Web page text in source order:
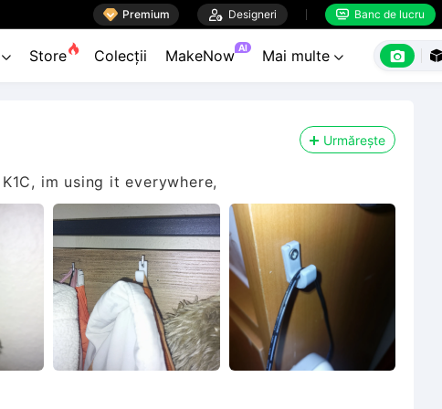
 Premium  Designeri  Banc de lucru
 Store Colecții MakeNow AI Mai multe   
Urmărește
im using it everywhere,